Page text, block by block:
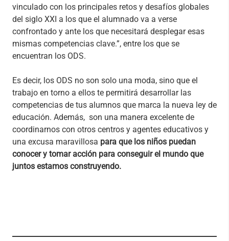
vinculado con los principales retos y desafíos globales
del siglo XXI a los que el alumnado va a verse
confrontado y ante los que necesitará desplegar esas
mismas competencias clave.”, entre los que se
encuentran los ODS.
Es decir, los ODS no son solo una moda, sino que el
trabajo en torno a ellos te permitirá desarrollar las
competencias de tus alumnos que marca la nueva ley de
educación. Además, son una manera excelente de
coordinarnos con otros centros y agentes educativos y
una excusa maravillosa para que los niños puedan
conocer y tomar acción para conseguir el mundo que
juntos estamos construyendo.